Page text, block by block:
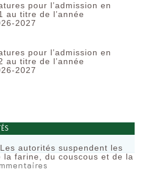
pour l’admission en
au titre de l’année
2027
pour l’admission en
au titre de l’année
2027
autorités suspendent les
la farine, du couscous et de la